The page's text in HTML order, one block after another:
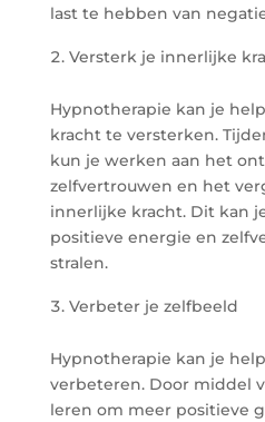
last te hebben van
Versterk je innerlijke
Hypnotherapie kan je
kracht te versterken.
kun je werken aan het
zelfvertrouwen en het
innerlijke kracht. Dit kan
positieve energie en
stralen.
Verbeter je zelfbeeld
Hypnotherapie kan je
verbeteren. Door middel
leren om meer positieve